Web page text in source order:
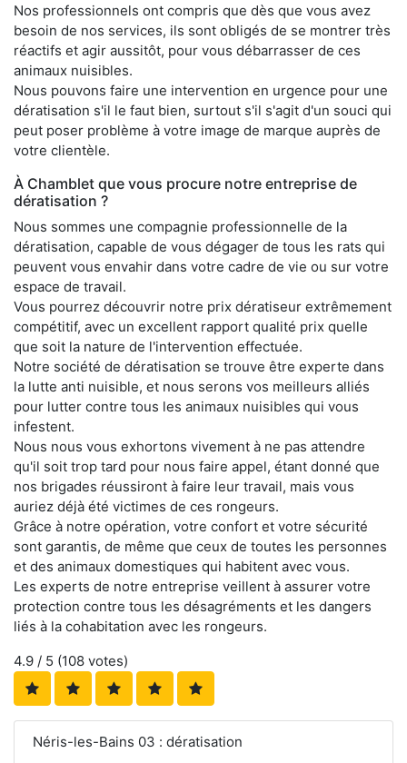
Nos professionnels ont compris que dès que vous avez
besoin de nos services, ils sont obligés de se montrer très
réactifs et agir aussitôt, pour vous débarrasser de ces
animaux nuisibles.
Nous pouvons faire une intervention en urgence pour une
dératisation s'il le faut bien, surtout s'il s'agit d'un souci qui
peut poser problème à votre image de marque auprès de
votre clientèle.
À Chamblet que vous procure notre entreprise de
dératisation ?
Nous sommes une compagnie professionnelle de la
dératisation, capable de vous dégager de tous les rats qui
peuvent vous envahir dans votre cadre de vie ou sur votre
espace de travail.
Vous pourrez découvrir notre prix dératiseur extrêmement
compétitif, avec un excellent rapport qualité prix quelle
que soit la nature de l'intervention effectuée.
Notre société de dératisation se trouve être experte dans
la lutte anti nuisible, et nous serons vos meilleurs alliés
pour lutter contre tous les animaux nuisibles qui vous
infestent.
Nous nous vous exhortons vivement à ne pas attendre
qu'il soit trop tard pour nous faire appel, étant donné que
nos brigades réussiront à faire leur travail, mais vous
auriez déjà été victimes de ces rongeurs.
Grâce à notre opération, votre confort et votre sécurité
sont garantis, de même que ceux de toutes les personnes
et des animaux domestiques qui habitent avec vous.
Les experts de notre entreprise veillent à assurer votre
protection contre tous les désagréments et les dangers
liés à la cohabitation avec les rongeurs.
4.9 / 5 (108 votes)
Néris-les-Bains 03 : dératisation